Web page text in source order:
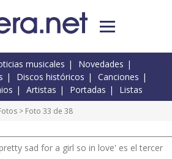
musicales
Novedades
Discos históricos
Canciones
Artistas Portadas Listas
> Foto 33 de 38
sad for a girl so in love' es el tercer